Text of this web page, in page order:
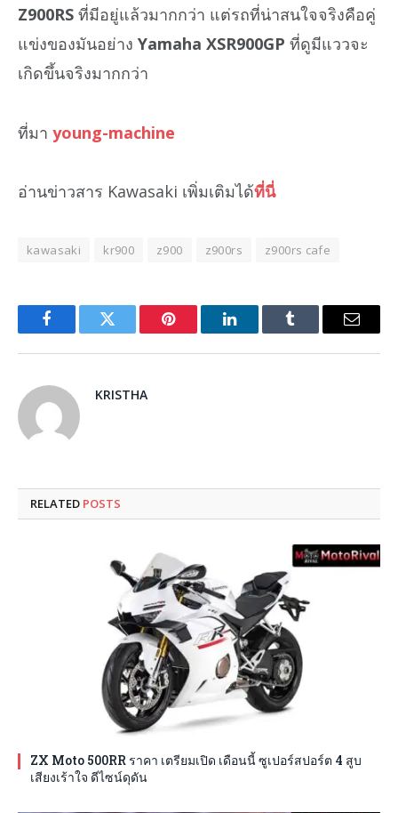
Z900RS ที่มีอยู่แล้วมากกว่า แต่รถที่น่าสนใจจริงคือคู่
แข่งของมันอย่าง Yamaha XSR900GP ที่ดูมีแววจะ
เกิดขึ้นจริงมากกว่า
ที่มา young-machine
อ่านข่าวสาร Kawasaki เพิ่มเติมได้ที่นี่
kawasaki kr900 z900 z900rs z900rs cafe
FacebookTwitter Pinterest LinkedInTumblr Email
KRISTHA
RELATED POSTS
ZX Moto 500RR ราคา เตรียมเปิด เดือนนี้ ซูเปอร์สปอร์ต 4 สูบ
เสียงเร้าใจ ดีไซน์ดุดัน